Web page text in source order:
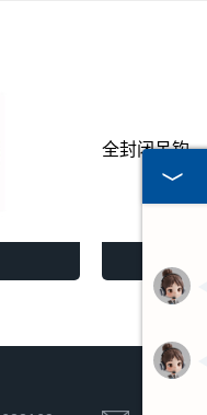
全封闭吊钩